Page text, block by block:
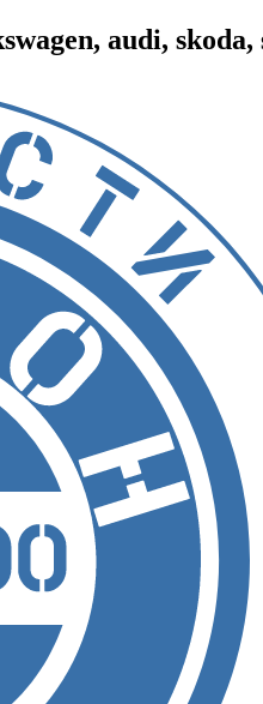
audi, skoda,